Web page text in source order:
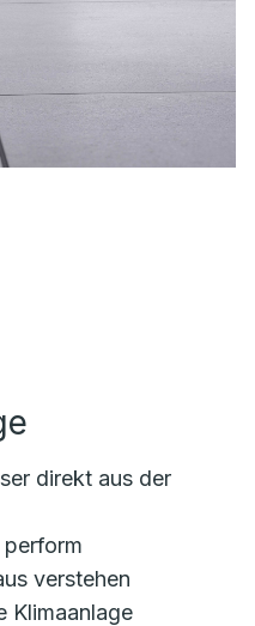
direkt aus der
perform
verstehen
Klimaanlage